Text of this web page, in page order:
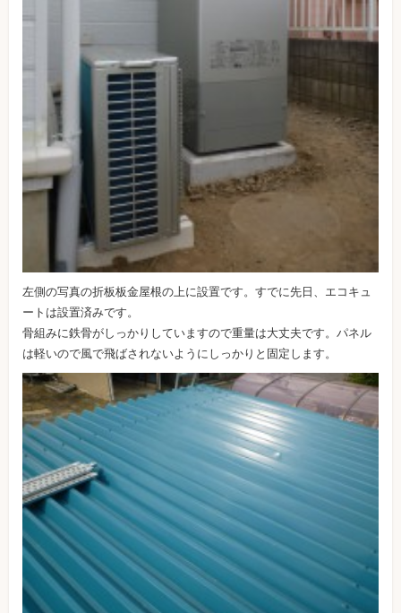
左側の写真の折板板金屋根の上に設置です。すでに先日、エコキュ
ートは設置済みです。
骨組みに鉄骨がしっかりしていますので重量は大丈夫です。パネル
は軽いので風で飛ばされないようにしっかりと固定します。